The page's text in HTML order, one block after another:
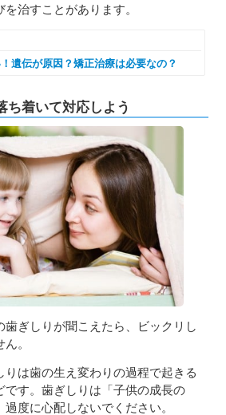
治すことがあります。
遺伝が原因？矯正治療は必要なの？
ち着いて対応しよう
歯ぎしりが聞こえたら、ビックリし
。
りは歯の生え変わりの過程で起きる
です。歯ぎしりは「子供の成長の
度に心配しないでください。